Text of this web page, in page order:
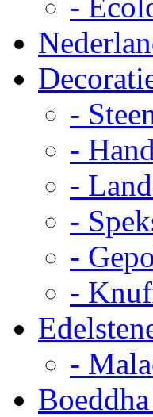
-
-
-
-
-
-
-